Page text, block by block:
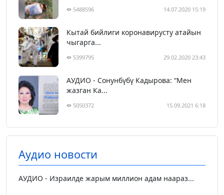
5488596 14.07.2020 15:19
Кытай бийлиги коронавирусту атайын
чыгарга...
5399795 29.02.2020 23:43
АУДИО - Сонунбүбү Кадырова: “Мен
жазган Ка...
5050372 15.09.2021 6:18
Аудио новости
АУДИО - Израилде жарым миллион адам наараз...